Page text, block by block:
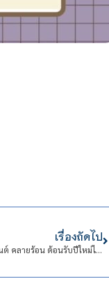
เรื่องถัดไป
ขอเชิญคณะผู้บริหาร บุคลากร นักศึกษาและนักเรียน ร่วมงาน “สงกรานต์ คลายร้อน ต้อนรับปีใหม่ไทย”